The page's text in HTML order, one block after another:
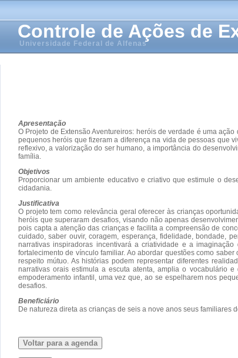
Controle de Ações de
Universidade Federal de Alfenas
Apresentação
O Projeto de Extensão Aventureiros: heróis de verdade é uma
pequenos heróis que fizeram a diferença na vida de pessoas que
reflexivo, a valorização do ser humano, a importância do
família.
Objetivos
Proporcionar um ambiente educativo e criativo que estimule o
cidadania.
Justificativa
O projeto tem como relevância geral oferecer às crianças
heróis que superaram desafios, visando não apenas
pois capta a atenção das crianças e facilita a compreensão de
cuidado, saber ouvir, coragem, esperança, fidelidade, bondade,
narrativas inspiradoras incentivará a criatividade e a
fortalecimento de vínculo familiar. Ao abordar questões como
respeito mútuo. As histórias podem representar diferentes
narrativas orais estimula a escuta atenta, amplia o vocabulário
empoderamento infantil, uma vez que, ao se espelharem nos
desafios.
Beneficiário
De natureza direta as crianças de seis a nove anos seus
Voltar para a agenda